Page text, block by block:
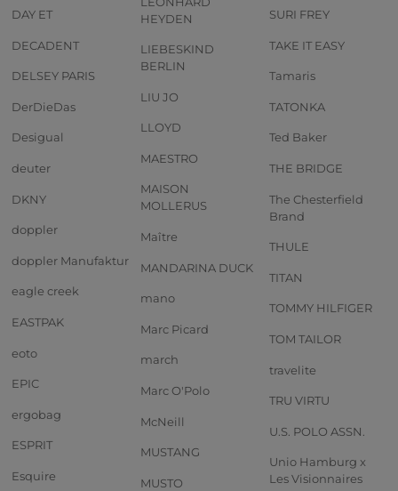
DAY ET
DECADENT
DELSEY PARIS
DerDieDas
Desigual
deuter
DKNY
doppler
doppler Manufaktur
eagle creek
EASTPAK
eoto
EPIC
ergobag
ESPRIT
Esquire
HEYDEN
LIEBESKIND
BERLIN
LIU JO
LLOYD
MAESTRO
MAISON
MOLLERUS
Maître
MANDARINA DUCK
mano
Marc Picard
march
Marc O'Polo
McNeill
MUSTANG
MUSTO
SURI FREY
TAKE IT EASY
Tamaris
TATONKA
Ted Baker
THE BRIDGE
The Chesterfield
Brand
THULE
TITAN
TOMMY HILFIGER
TOM TAILOR
travelite
TRU VIRTU
U.S. POLO ASSN.
Unio Hamburg x
Les Visionnaires